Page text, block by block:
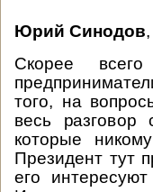
Юрий Синодов,
Скорее
того, на
весь
которые
Президент тут
его